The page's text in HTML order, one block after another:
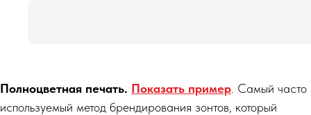
Полноцветная печать. Показать пример . Самый часто
используемый метод брендирования зонтов, который